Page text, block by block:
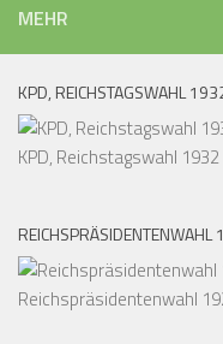
MEHR
KPD, REICHSTAGSWAHL
KPD, Reichstagswahl 1932
REICHSPRÄSIDENTENWAHL
Reichspräsidentenwahl